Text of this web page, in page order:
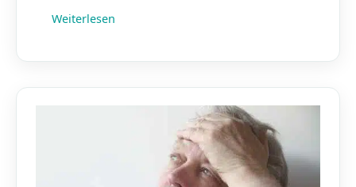
Weiterlesen